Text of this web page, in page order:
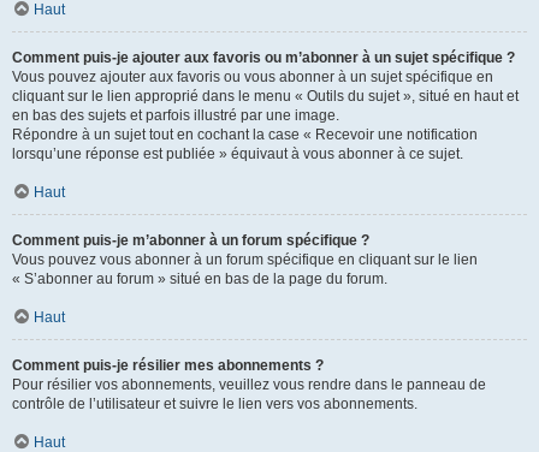
Haut
Comment puis-je ajouter aux favoris ou m’abonner à un sujet spécifique ?
Vous pouvez ajouter aux favoris ou vous abonner à un sujet spécifique en
cliquant sur le lien approprié dans le menu « Outils du sujet », situé en haut et
en bas des sujets et parfois illustré par une image.
Répondre à un sujet tout en cochant la case « Recevoir une notification
lorsqu’une réponse est publiée » équivaut à vous abonner à ce sujet.
Haut
Comment puis-je m’abonner à un forum spécifique ?
Vous pouvez vous abonner à un forum spécifique en cliquant sur le lien
« S’abonner au forum » situé en bas de la page du forum.
Haut
Comment puis-je résilier mes abonnements ?
Pour résilier vos abonnements, veuillez vous rendre dans le panneau de
contrôle de l’utilisateur et suivre le lien vers vos abonnements.
Haut